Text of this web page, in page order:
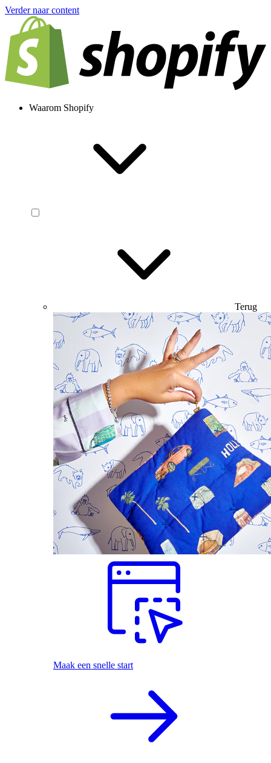
Verder naar content
Waarom Shopify
Terug
Maak een snelle start